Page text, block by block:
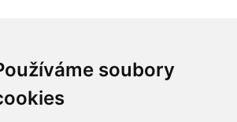
soubory